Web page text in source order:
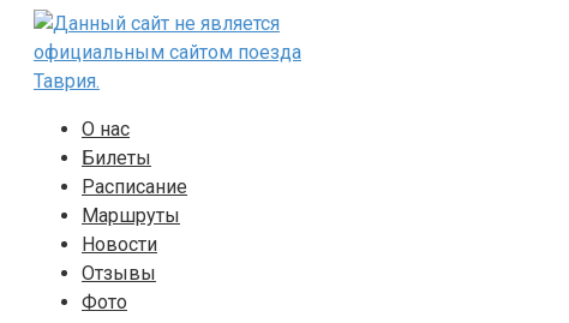
Перейти
контенту
О нас
Билеты
Расписание
Маршруты
Новости
Отзывы
Фото